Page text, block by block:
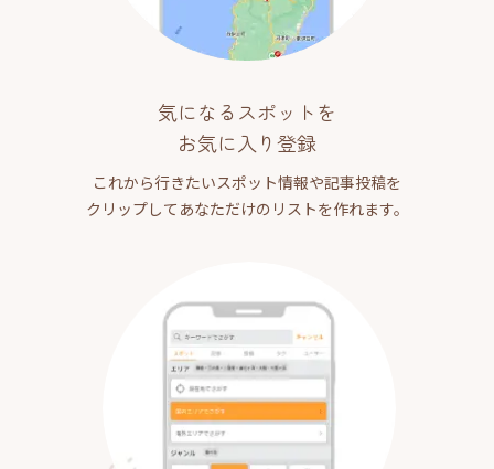
気になるスポットを
お気に入り登録
これから行きたいスポット情報や記事投稿を
クリップしてあなただけのリストを作れます。